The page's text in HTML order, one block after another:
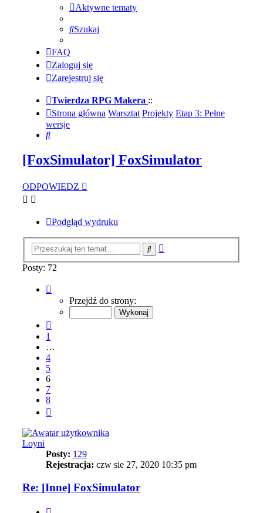
Aktywne tematy
Szukaj
FAQ
Zaloguj się
Zarejestruj się
Twierdza RPG Makera ::
Strona główna Warsztat Projekty Etap 3: Pełne
wersje
Szukaj
[FoxSimulator] FoxSimulator
ODPOWIEDZ
Podgląd wydruku
Szukaj
Posty: 72
Przejdź do strony:
1
…
4
5
6
7
8
Loyni
Posty: 129
Rejestracja: czw sie 27, 2020 10:35 pm
Re: [Inne] FoxSimulator